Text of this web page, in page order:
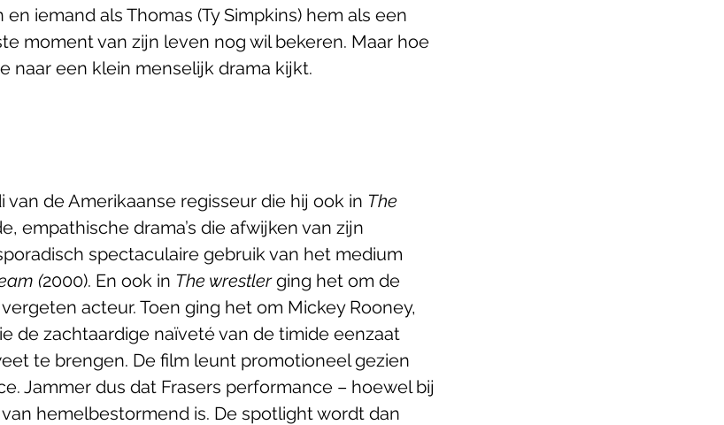
iemand als Thomas (Ty Simpkins) hem als een
moment van zijn leven nog wil bekeren. Maar hoe
naar een klein menselijk drama kijkt.
de Amerikaanse regisseur die hij ook in The
empathische drama’s die afwijken van zijn
spectaculaire gebruik van het medium
(2000). En ook in The wrestler ging het om de
acteur. Toen ging het om Mickey Rooney,
de zachtaardige naïveté van de timide eenzaat
te brengen. De film leunt promotioneel gezien
Jammer dus dat Frasers performance – hoewel bij
hemelbestormend is. De spotlight wordt dan